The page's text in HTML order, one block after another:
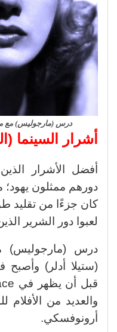
درس (مارجوليس) مع
أشرار السينما
أفضل الأشرار
دورهم ممثلون
كان جزءًا من تقليد
لعبوا دور الشرير
درس (مارجوليس)
(ستيلا أدلر) وأصبح
والعديد من الأفلام
أرونوفسكي.